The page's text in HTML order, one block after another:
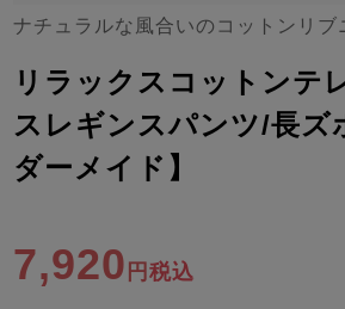
売れ筋ランキング
- Item Ranking -
ガールズ前開
き
ガール
り
ナチュラルな風合いのコットンリブ
リラックスコットンテ
スレギンスパンツ/長ズ
ダーメイド】
7,920 税込